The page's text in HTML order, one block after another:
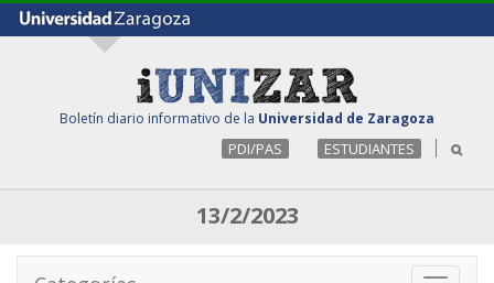
Boletín diario informativo de la Universidad de Zaragoza
PDI/PAS ESTUDIANTES
13/2/2023